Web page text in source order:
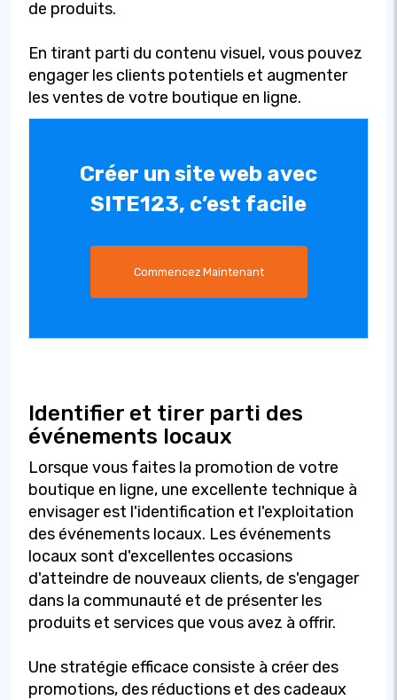
de produits.
En tirant parti du contenu visuel, vous pouvez
engager les clients potentiels et augmenter
les ventes de votre boutique en ligne.
Créer un site web avec
SITE123, c’est facile
Commencez Maintenant
Identifier et tirer parti des
événements locaux
Lorsque vous faites la promotion de votre
boutique en ligne, une excellente technique à
envisager est l'identification et l'exploitation
des événements locaux. Les événements
locaux sont d'excellentes occasions
d'atteindre de nouveaux clients, de s'engager
dans la communauté et de présenter les
produits et services que vous avez à offrir.
Une stratégie efficace consiste à créer des
promotions, des réductions et des cadeaux